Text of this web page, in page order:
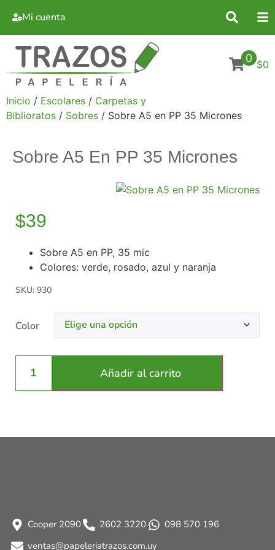
Mi cuenta
0 $0
Inicio / Escolares / Carpetas y
Biblioratos / Sobres / Sobre A5 en PP 35 Micrones
Sobre A5 En PP 35 Micrones
$39
Sobre A5 en PP, 35 mic
Colores: verde, rosado, azul y naranja
SKU: 930
Color
Añadir al carrito
Cooper 2090 2602 3220
098 570 196
ventas@papeleriatrazos.com.uy